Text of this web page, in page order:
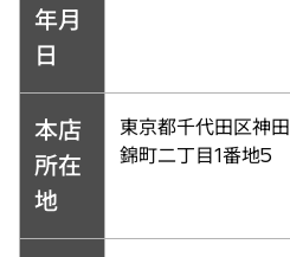
年月
日
本店
所在
地
東京都千代田区神田
錦町二丁目1番地5